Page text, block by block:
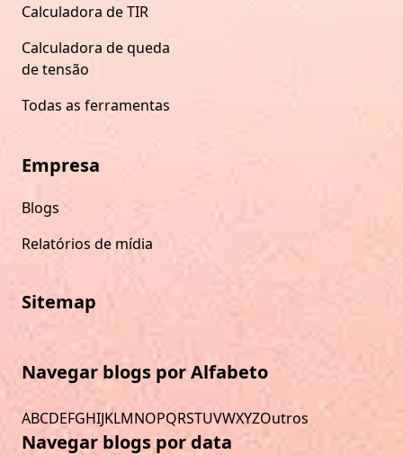
Calculadora de TIR
Calculadora de queda
de tensão
Todas as ferramentas
Empresa
Blogs
Relatórios de mídia
Sitemap
Navegar blogs por Alfabeto
ABCDEFGHIJKLMNOPQRSTUVWXYZOutros
Navegar blogs por data